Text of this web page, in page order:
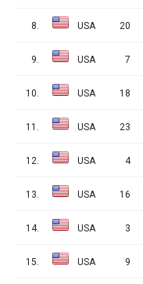
8. USA 20
9. USA 7
10. USA 18
11. USA 23
12. USA 4
13. USA 16
14. USA 3
15. USA 9